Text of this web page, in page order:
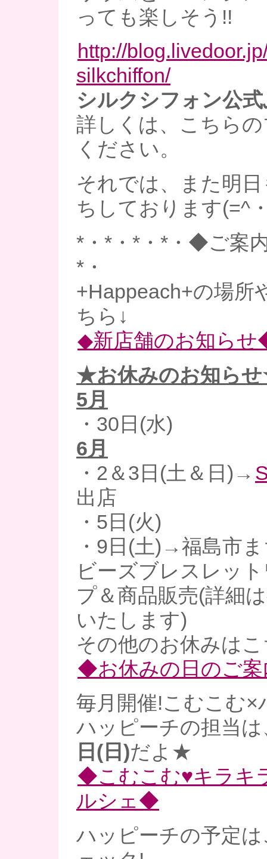
っても楽しそう!!
http://
silkchiffon/
シルクシフォン公
詳しくは、こちら
ください。
それでは、また明
ちしております(=^
*・*・*・*・◆ご案
*・
+Happeach+の場所
ちら↓
◆新店舗のお知ら
★お休みのお知ら
5月
・30日(水)
6月
・2＆3日(土＆日)→
出店
・5日(火)
・9日(土)→福島市
ビーズブレスレッ
プ＆商品販売(詳細
いたします)
その他のお休みは
◆お休みの日のご
毎月開催!こむこむ×
ハッピーチの担当は
日(日)だよ★
◆こむこむ♥キラキ
ルシェ◆
ハッピーチの予定